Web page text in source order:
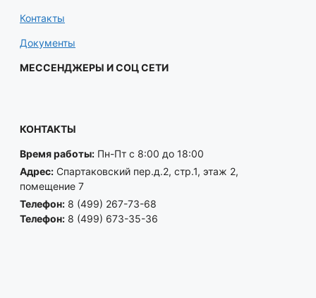
Контакты
Документы
МЕССЕНДЖЕРЫ И СОЦ СЕТИ
КОНТАКТЫ
Время работы: Пн-Пт с 8:00 до 18:00
Адрес: Спартаковский пер.д.2, стр.1, этаж 2,
помещение 7
Телефон: 8 (499) 267-73-68
Телефон: 8 (499) 673-35-36